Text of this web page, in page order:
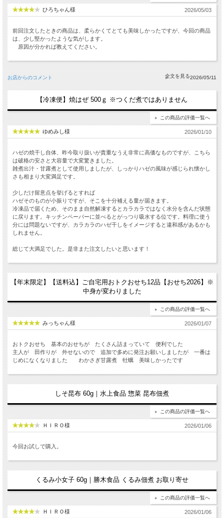
ひろちゃん様 2026/05/03
前回注文したときの商品は、柔らかくてとても美味しかったですが、今回の商品
は、少し堅かったような気がします。
原因が分かれば教えてください。
お店からのコメント 2026/05/11
【冷凍便】焼はぜ 500ｇ ※つくだ煮ではありません
この商品の評価一覧へ
ゆめみし様 2026/01/10
ハゼの焼干し自体、昨今取り扱いが貴重なうえ非常に高価なものですが、こちら
は破格の安さと大容量で大変驚きました。
雑煮出汁・甘露煮として使用しましたが、しっかりハゼの風味が感じられ懐かし
さも相まり大変満足です。
少しだけ留意点を挙げるとすれば
ハゼそのものが小振りですが、そこを十分補える量が届きます。
冷凍品で届くため、そのまま自然解凍するとカラカラではなく水分を含んだ状態
に戻ります。キッチンペーパーに並べるとがっつり吸水する位です。料理に使う
分には問題ないですが、カラカラのハゼ干しをイメージすると違和感があるかも
しれません。
総じて大満足でした。是非また注文したいと思います！
【年末限定】【送料込】ご自宅用おトクおせち12品【おせち2026】※
中身が変わりました
この商品の評価一覧へ
みっちゃん様 2026/01/07
おトクおせち 基本のおせちが たくさん詰まっていて 便利でした
主人が 田作りが 外せないので 追加で多めに発注お願いしましたが 一番は
じめになくなりました わかさぎ甘露煮 牡蠣 美味しかったです
しそ昆布 60g｜水上食品 惣菜 昆布佃煮
この商品の評価一覧へ
ＨＩＲＯ様 2026/01/06
今回お試しで購入。
くるみ小女子 60g｜勝木食品 くるみ佃煮 お取り寄せ
この商品の評価一覧へ
ＨＩＲＯ様 2026/01/06